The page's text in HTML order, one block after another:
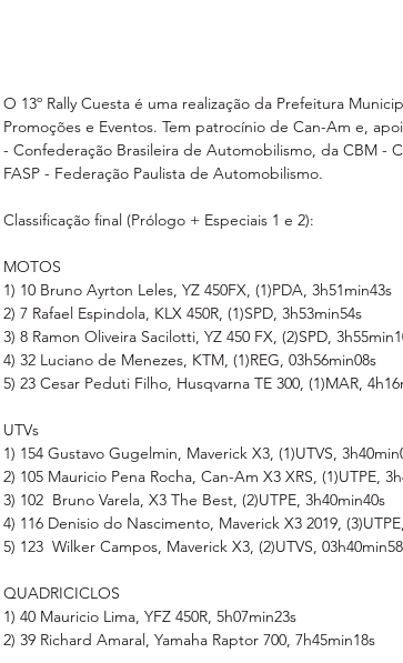
O 13º Rally Cuesta é uma realização da Prefeitura
Promoções e Eventos. Tem patrocínio de Can-Am e,
- Confederação Brasileira de Automobilismo, da CBM -
FASP - Federação Paulista de Automobilismo.
Classificação final (Prólogo + Especiais 1 e 2):
MOTOS
1) 10 Bruno Ayrton Leles, YZ 450FX, (1)PDA, 3h51min43s
2) 7 Rafael Espindola, KLX 450R, (1)SPD, 3h53min54s
3) 8 Ramon Oliveira Sacilotti, YZ 450 FX, (2)SPD,
4) 32 Luciano de Menezes, KTM, (1)REG, 03h56min08s
5) 23 Cesar Peduti Filho, Husqvarna TE 300, (1)MAR,
UTVs
1) 154 Gustavo Gugelmin, Maverick X3, (1)UTVS,
2) 105 Mauricio Pena Rocha, Can-Am X3 XRS, (1)UTPE,
3) 102  Bruno Varela, X3 The Best, (2)UTPE, 3h40min40s
4) 116 Denisio do Nascimento, Maverick X3 2019,
5) 123  Wilker Campos, Maverick X3, (2)UTVS,
QUADRICICLOS
1) 40 Mauricio Lima, YFZ 450R, 5h07min23s
2) 39 Richard Amaral, Yamaha Raptor 700, 7h45min18s